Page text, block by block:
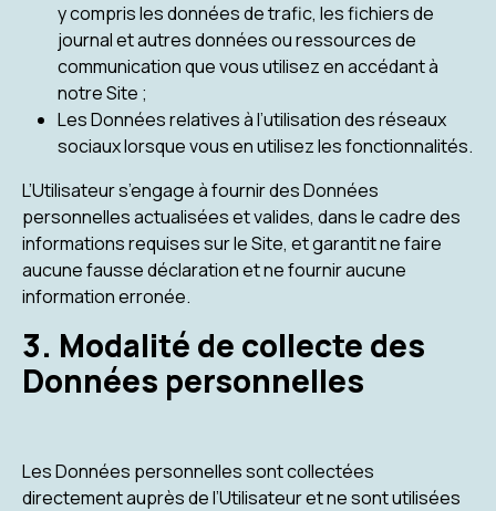
y compris les données de trafic, les fichiers de
journal et autres données ou ressources de
communication que vous utilisez en accédant à
notre Site ;
Les Données relatives à l’utilisation des réseaux
sociaux lorsque vous en utilisez les fonctionnalités.
L’Utilisateur s’engage à fournir des Données
personnelles actualisées et valides, dans le cadre des
informations requises sur le Site, et garantit ne faire
aucune fausse déclaration et ne fournir aucune
information erronée.
3. Modalité de collecte des
Données personnelles
Les Données personnelles sont collectées
directement auprès de l’Utilisateur et ne sont utilisées